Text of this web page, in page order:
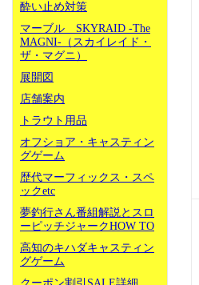
酔い止め対策
マーブル SKYRAID -The
MAGNI-（スカイレイド・
ザ・マグニ）
展開図
店舗案内
トラウト用品
オフショア・キャスティン
グゲーム
歴代マーフィックス・スペ
ックetc
夢釣行さん番組解説とスロ
ーピッチジャークHOW TO
高知のキハダキャスティン
グゲーム